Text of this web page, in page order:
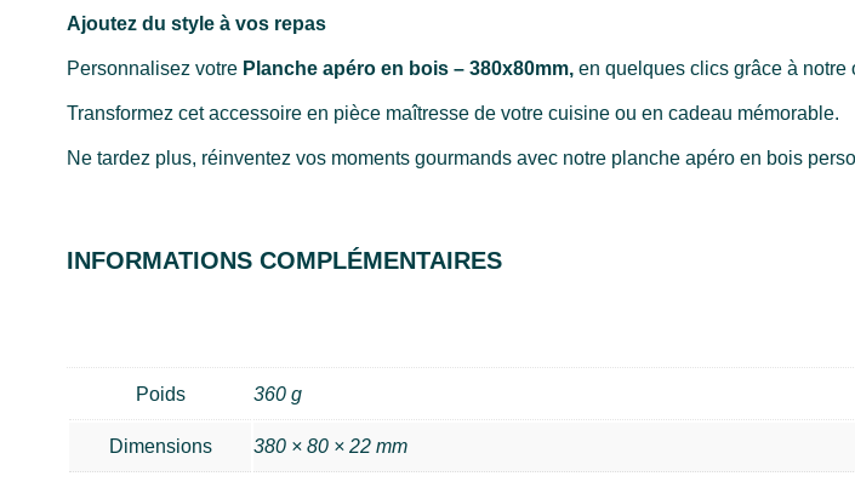
Ajoutez du style à vos repas
Personnalisez votre Planche apéro en bois – 380x80mm, en quelques clics grâce à notre
Transformez cet accessoire en pièce maîtresse de votre cuisine ou en cadeau mémorable.
Ne tardez plus, réinventez vos moments gourmands avec notre planche apéro en bois
INFORMATIONS COMPLÉMENTAIRES
Poids 360 g
Dimensions 380 × 80 × 22 mm